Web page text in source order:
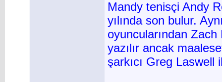
Mandy tenisçi Andy
yılında son bulur.
oyuncularından Zach
yazılır ancak
şarkıcı Greg Laswell